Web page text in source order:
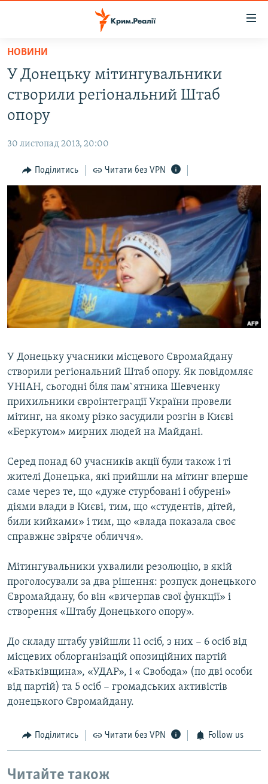
Перейти
основного
матеріалу
Перейти
до
основної
Перейти
до
пошуку
ВОДА.КРИМ
ВІДЕО ТА ФОТО
БЛОГИ
ПОГЛЯД
ІНТЕРВ'Ю
ВСЕ ЗА ДЕНЬ
СПЕЦПРОЕКТИ
ДЕПОРТАЦІЯ
ВІДЕОУРОКИ «ELIFBE»
СВІДЧЕННЯ ОКУПАЦІЇ
УКРАЇНСЬКА ПРОБЛЕМА КРИМУ
ЯК ОБІЙТИ БЛОКУВАННЯ
Русский
Qırımtatar
Усі сайти RFE/RL
НОВИНИ
У Донецьку мітингувальники
створили регіональний Штаб
опору
30 листопад 2013, 20:00
Поділитись Читати без VPN
У Донецьку учасники місцевого Євромайдану
створили регіональний Штаб опору. Як повідомляє
УНІАН, сьогодні біля пам`ятника Шевченку
прихильники євроінтеграції України провели
мітинг, на якому різко засудили розгін в Києві
«Беркутом» мирних людей на Майдані.
Серед понад 60 учасників акції були також і ті
жителі Донецька, які прийшли на мітинг вперше
саме через те, що «дуже стурбовані і обурені»
діями влади в Києві, тим, що «студентів, дітей,
били кийками» і тим, що «влада показала своє
справжнє звіряче обличчя».
Мітингувальники ухвалили резолюцію, в якій
проголосували за два рішення: розпуск донецького
Євромайдану, бо він «вичерпав свої функції» і
створення «Штабу Донецького опору».
До складу штабу увійшли 11 осіб, з них − 6 осіб від
місцевих облорганізацій опозиційних партій
«Батьківщина», «УДАР», і « Свобода» (по дві особи
від партій) та 5 осіб − громадських активістів
донецького Євромайдану.
Поділитись Читати без VPN Follow us
Читайте також